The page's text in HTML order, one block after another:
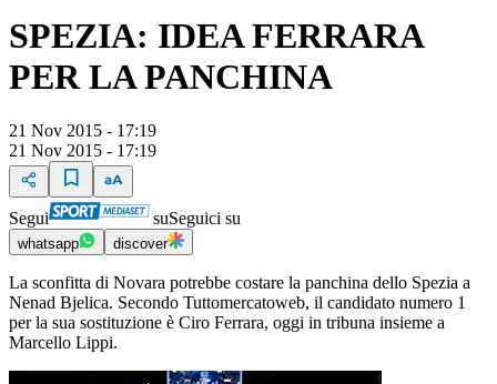
SPEZIA: IDEA FERRARA
PER LA PANCHINA
21 Nov 2015 - 17:19
21 Nov 2015 - 17:19
Segui suSeguici su
whatsapp discover
La sconfitta di Novara potrebbe costare la panchina dello Spezia a
Nenad Bjelica. Secondo Tuttomercatoweb, il candidato numero 1
per la sua sostituzione è Ciro Ferrara, oggi in tribuna insieme a
Marcello Lippi.